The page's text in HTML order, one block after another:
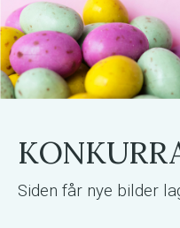
Siden får nye bilder